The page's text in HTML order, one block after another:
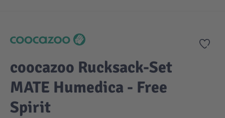
Zur
coocazoo Rucksack-Set
MATE Humedica - Free
Spirit